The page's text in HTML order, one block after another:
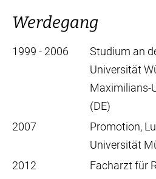
Werdegang
1999 - 2006
Studium an
Universität
Maximilians-
(DE)
2007
Promotion,
Universität
2012
Facharzt für